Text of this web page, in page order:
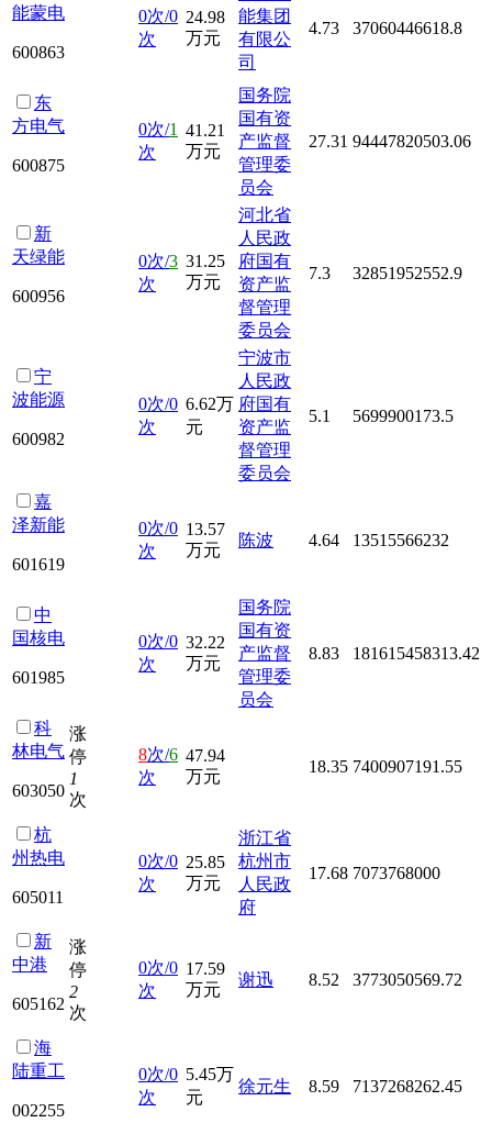
能蒙电
600863
0次/0
次
24.98
万元
能集团
有限公
司
4.73 37060446618.8
东
方电气
600875
0次/1
次
41.21
万元
国务院
国有资
产监督
管理委
员会
27.31 94447820503.06
新
天绿能
600956
0次/3
次
31.25
万元
河北省
人民政
府国有
资产监
督管理
委员会
7.3 32851952552.9
宁
波能源
600982
0次/0
次
6.62万
元
宁波市
人民政
府国有
资产监
督管理
委员会
5.1 5699900173.5
嘉
泽新能
601619
0次/0
次
13.57
万元
陈波 4.64 13515566232
中
国核电
601985
0次/0
次
32.22
万元
国务院
国有资
产监督
管理委
员会
8.83 181615458313.42
科
林电气
603050
涨
停
1
次
8次/6
次
47.94
万元
18.35 7400907191.55
杭
州热电
605011
0次/0
次
25.85
万元
浙江省
杭州市
人民政
府
17.68 7073768000
新
中港
605162
涨
停
2
次
0次/0
次
17.59
万元
谢迅 8.52 3773050569.72
海
陆重工
002255
0次/0
次
5.45万
元
徐元生 8.59 7137268262.45